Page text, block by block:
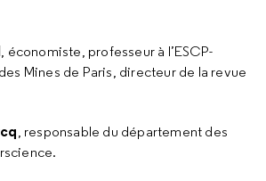
, économiste, professeur à l’ESCP-
Mines de Paris, directeur de la revue
, responsable du département des